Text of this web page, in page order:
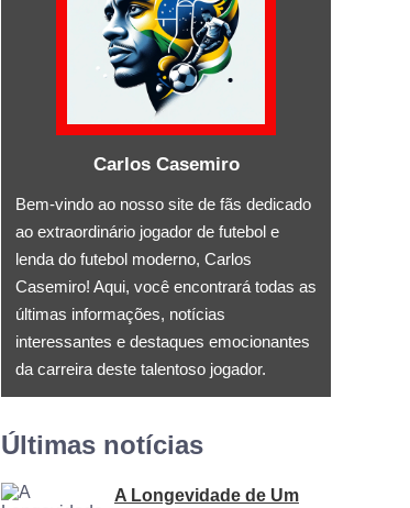
Carlos Casemiro
Bem-vindo ao nosso site de fãs dedicado
ao extraordinário jogador de futebol e
lenda do futebol moderno, Carlos
Casemiro! Aqui, você encontrará todas as
últimas informações, notícias
interessantes e destaques emocionantes
da carreira deste talentoso jogador.
Últimas notícias
A Longevidade de Um